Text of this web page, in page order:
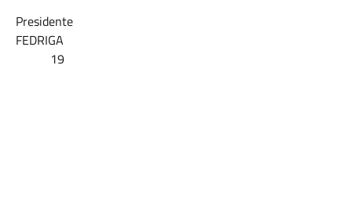
Presidente
FEDRIGA
19